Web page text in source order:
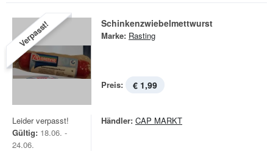
Verpasst! Schinkenzwiebelmettwurst
Marke: Rasting
Preis: € 1,99
Leider verpasst!
Gültig: 18.06. -
24.06.
Händler: CAP MARKT